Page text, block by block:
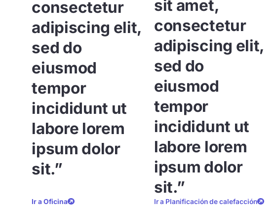
consectetur
adipiscing elit,
sed do
eiusmod
tempor
incididunt ut
labore lorem
ipsum dolor
sit.”
Ir a Oficina
sit amet,
consectetur
adipiscing elit,
sed do
eiusmod
tempor
incididunt ut
labore lorem
ipsum dolor
sit.”
Ir a Planificación de calefacción